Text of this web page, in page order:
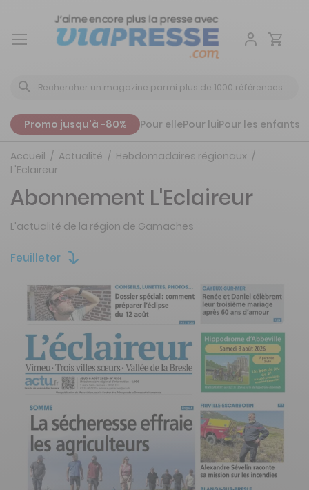
Aller
Promo jusqu'à -80% Pour ellePour luiPour les enfants
Accueil Actualité
Hebdomadaires régionaux
L'Eclaireur
Feuilleter
Abonnement L'Eclaireur
L'actualité de la région de Gamaches